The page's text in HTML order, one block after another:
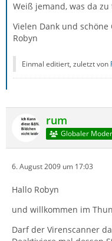
Weiß jemand, was da zu
Vielen Dank und schöne
Robyn
Einmal editiert, zuletzt von
rum
Globaler
6. August 2009 um 17:03
Hallo Robyn
und willkommen im
Darf der Virenscanner